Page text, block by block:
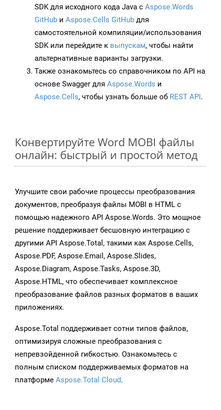
SDK для исходного кода Java с Aspose.Words
GitHub и Aspose.Cells GitHub для
самостоятельной компиляции/использования
SDK или перейдите к выпускам, чтобы найти
альтернативные варианты загрузки.
Также ознакомьтесь со справочником по API на
основе Swagger для Aspose.Words и
Aspose.Cells, чтобы узнать больше об REST API.
Конвертируйте Word MOBI файлы
онлайн: быстрый и простой метод
Улучшите свои рабочие процессы преобразования
документов, преобразуя файлы MOBI в HTML с
помощью надежного API Aspose.Words. Это мощное
решение поддерживает бесшовную интеграцию с
другими API Aspose.Total, такими как Aspose.Cells,
Aspose.PDF, Aspose.Email, Aspose.Slides,
Aspose.Diagram, Aspose.Tasks, Aspose.3D,
Aspose.HTML, что обеспечивает комплексное
преобразование файлов разных форматов в ваших
приложениях.
Aspose.Total поддерживает сотни типов файлов,
оптимизируя сложные преобразования с
непревзойденной гибкостью. Ознакомьтесь с
полным списком поддерживаемых форматов на
платформе Aspose.Total Cloud.